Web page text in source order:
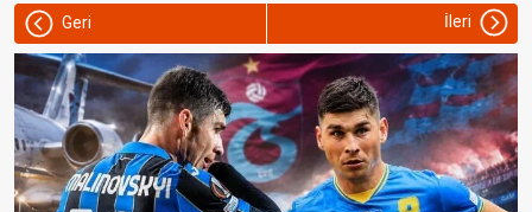
Geri İleri